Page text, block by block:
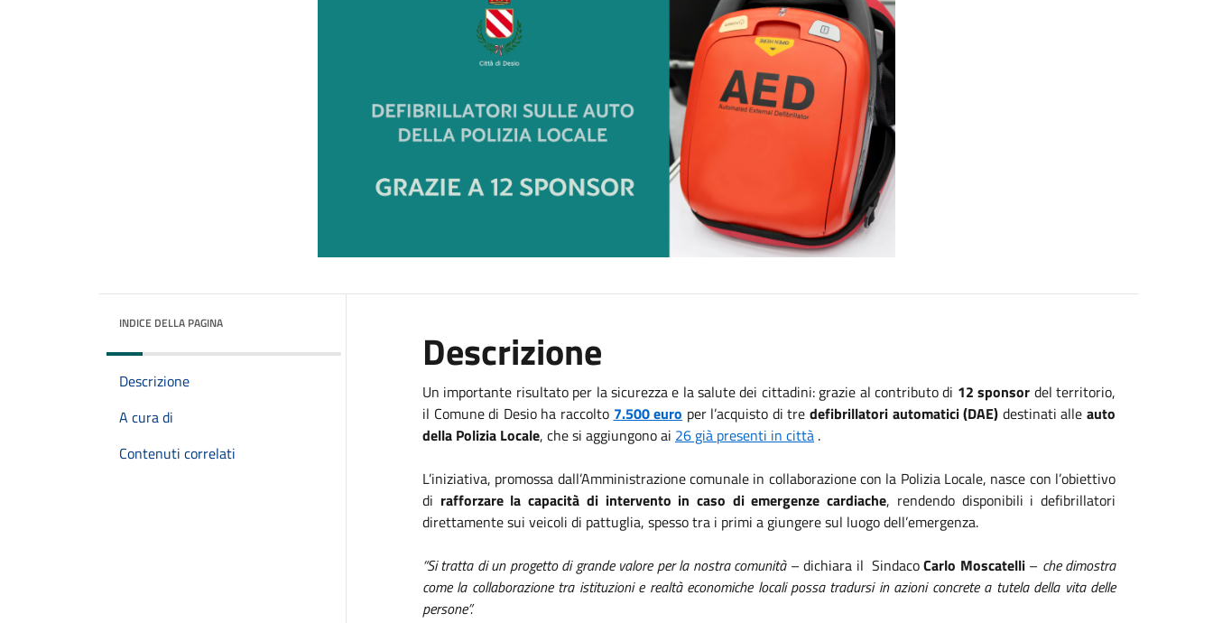
INDICE DELLA PAGINA
Descrizione
A cura di
Contenuti correlati
Descrizione
Un importante risultato per la sicurezza e la salute dei cittadini: grazie al contributo di 12 sponsor del territorio,
il Comune di Desio ha raccolto 7.500 euro per l’acquisto di tredefibrillatori automatici (DAE) destinati alleauto
della Polizia Locale, che si aggiungono ai 26 già presenti in città.
L’iniziativa, promossa dall’Amministrazione comunale in collaborazione con la Polizia Locale, nasce con l’obiettivo
di rafforzare la capacità di intervento in caso di emergenze cardiache, rendendo disponibili i defibrillatori
direttamente sui veicoli di pattuglia, spesso tra i primi a giungere sul luogo dell’emergenza.
“Si tratta di un progetto di grande valore per la nostra comunità– dichiara il SindacoCarlo Moscatelli – che dimostra
come la collaborazione tra istituzioni e realtà economiche locali possa tradursi in azioni concrete a tutela della vita delle
persone”.